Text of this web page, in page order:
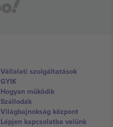
Vállalati szolgáltatások
GYIK
Hogyan működik
Szállodák
Világbajnokság központ
Lépjen kapcsolatba velünk